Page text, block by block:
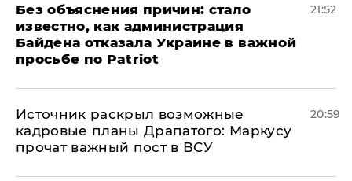
Без объяснения причин: стало
известно, как администрация
Байдена отказала Украине в важной
просьбе по Patriot
21:52
​Источник раскрыл возможные
кадровые планы Драпатого: Маркусу
прочат важный пост в ВСУ
20:59